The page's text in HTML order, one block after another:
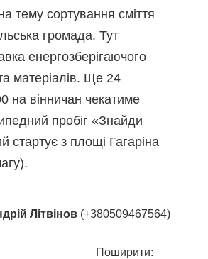
тему сортування сміття
громада. Тут
енергозберігаючого
матеріалів. Ще 24
на вінничан чекатиме
пробіг «Знайди
стартує з площі Гагаріна
Літвінов (+380509467564)
Поширити: